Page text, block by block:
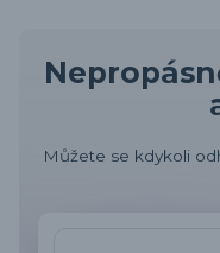
Můžete se kdykoli